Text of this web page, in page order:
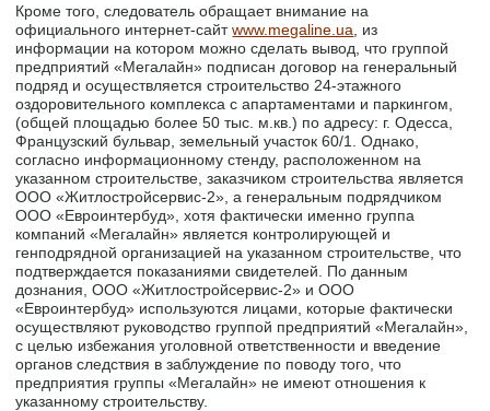
Кроме того, следователь обращает внимание на
официального интернет-сайтwww.megaline.ua , из
информации на котором можно сделать вывод, что группой
предприятий «Мегалайн» подписан договор на генеральный
подряд и осуществляется строительство 24-этажного
оздоровительного комплекса с апартаментами и паркингом,
(общей площадью более 50 тыс. м.кв.) по адресу: г. Одесса,
Французский бульвар, земельный участок 60/1. Однако,
согласно информационному стенду, расположенном на
указанном строительстве, заказчиком строительства является
ООО «Житлостройсервис-2», а генеральным подрядчиком
ООО «Евроинтербуд», хотя фактически именно группа
компаний «Мегалайн» является контролирующей и
генподрядной организацией на указанном строительстве, что
подтверждается показаниями свидетелей. По данным
дознания, ООО «Житлостройсервис-2» и ООО
«Евроинтербуд» используются лицами, которые фактически
осуществляют руководство группой предприятий «Мегалайн»,
с целью избежания уголовной ответственности и введение
органов следствия в заблуждение по поводу того, что
предприятия группы «Мегалайн» не имеют отношения к
указанному строительству.